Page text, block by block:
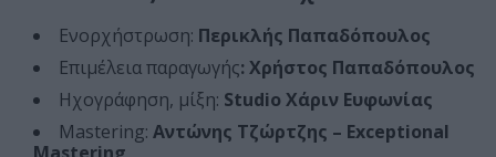
Ενορχήστρωση: Περικλής Παπαδόπουλος
Επιμέλεια παραγωγής: Χρήστος Παπαδόπουλος
Ηχογράφηση, μίξη: Studio Χάριν Ευφωνίας
Mastering: Αντώνης Τζώρτζης – Exceptional